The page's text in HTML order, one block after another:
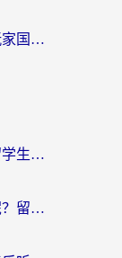
在国外可以打炫舞时代吗？海外玩家国服游戏加速全攻略（附实测推荐）
在国外怎么看腾讯视频直播呢？留学生亲测有效的回国加速指南
在日本用什么软件看中国电视剧呢？留学生亲测有效的回国加速方案